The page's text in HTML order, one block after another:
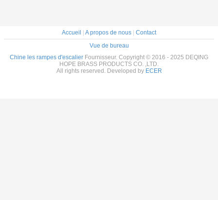
Accueil A propos de nous
Contact
Vue de bureau
Chine les rampes d'escalier Fournisseur. Copyright © 2016 - 2025 DEQING
HOPE BRASS PRODUCTS CO. ,LTD.
All rights reserved. Developed by ECER